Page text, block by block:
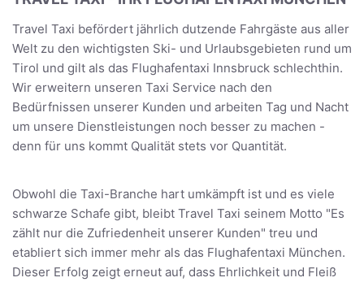
Travel Taxi befördert jährlich dutzende Fahrgäste aus aller
Welt zu den wichtigsten Ski- und Urlaubsgebieten rund um
Tirol und gilt als das Flughafentaxi Innsbruck schlechthin.
Wir erweitern unseren Taxi Service nach den
Bedürfnissen unserer Kunden und arbeiten Tag und Nacht
um unsere Dienstleistungen noch besser zu machen -
denn für uns kommt Qualität stets vor Quantität.
Obwohl die Taxi-Branche hart umkämpft ist und es viele
schwarze Schafe gibt, bleibt Travel Taxi seinem Motto "Es
zählt nur die Zufriedenheit unserer Kunden" treu und
etabliert sich immer mehr als das Flughafentaxi München.
Dieser Erfolg zeigt erneut auf, dass Ehrlichkeit und Fleiß